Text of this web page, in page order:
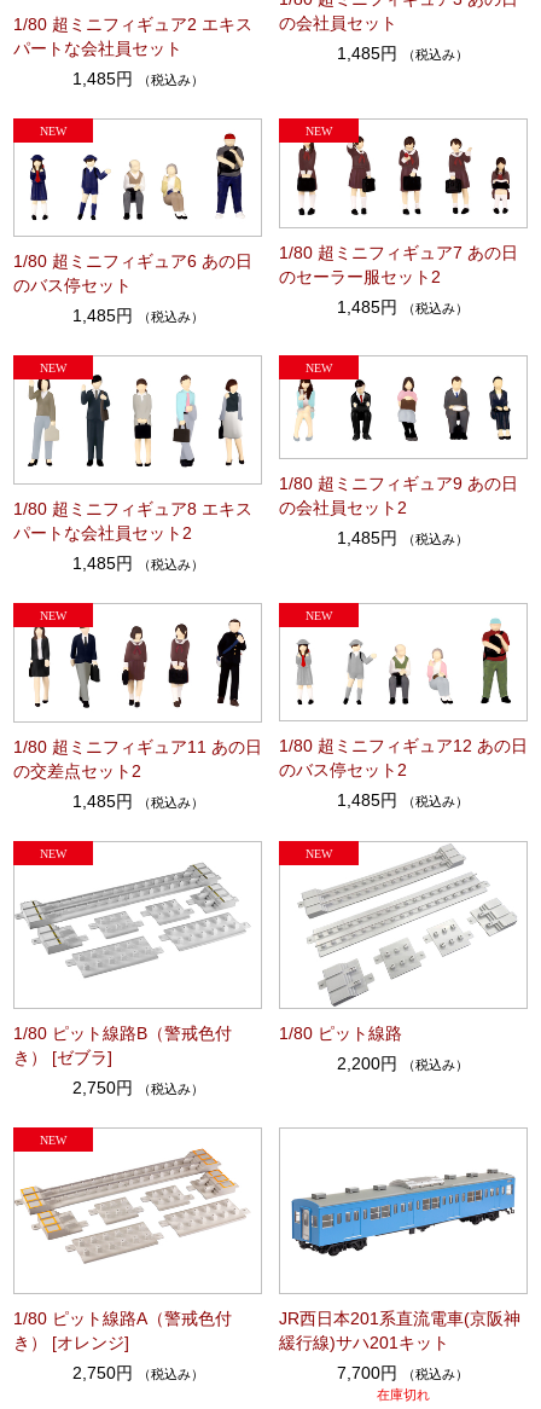
1/80 超ミニフィギュア2 エキス
パートな会社員セット
1,485円
（税込み）
の会社員セット
1,485円
（税込み）
1/80 超ミニフィギュア6 あの日
のバス停セット
1,485円
（税込み）
1/80 超ミニフィギュア7 あの日
のセーラー服セット2
1,485円
（税込み）
1/80 超ミニフィギュア8 エキス
パートな会社員セット2
1,485円
（税込み）
1/80 超ミニフィギュア9 あの日
の会社員セット2
1,485円
（税込み）
1/80 超ミニフィギュア11 あの日
の交差点セット2
1,485円
（税込み）
1/80 超ミニフィギュア12 あの日
のバス停セット2
1,485円
（税込み）
1/80 ピット線路B（警戒色付
き） [ゼブラ]
2,750円
（税込み）
1/80 ピット線路
2,200円
（税込み）
1/80 ピット線路A（警戒色付
き） [オレンジ]
2,750円
（税込み）
JR西日本201系直流電車(京阪神
緩行線)サハ201キット
7,700円
（税込み）
在庫切れ